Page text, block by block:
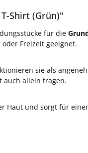
Shirt (Grün)"
für die
Freizeit geeignet.
sie als
auch allein tragen.
Haut und sorgt für